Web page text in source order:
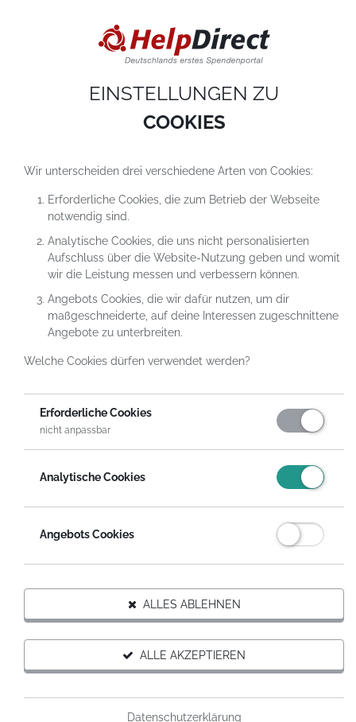
Cookies sind kleine Textdateien, die auf einem Computer heruntergeladen
sobald du unsere Website nutzt. Cookies setzen wir hauptsächlich dazu ein,
du unser Angebot richtig nutzen kannst. Mehr erfährst du in
Auf Wunsch erhältst du eine steuerabzugsfähige
Organisation weiterempfehlen
Allgemeine Informationen
EINSTELLUNGEN ZU
COOKIES
Wir unterscheiden drei verschiedene Arten von Cookies:
Erforderliche Cookies, die zum Betrieb der Webseite
notwendig sind.
Analytische Cookies, die uns nicht personalisierten
Aufschluss über die Website-Nutzung geben und womit
wir die Leistung messen und verbessern können.
Angebots Cookies, die wir dafür nutzen, um dir
maßgeschneiderte, auf deine Interessen zugeschnittene
Angebote zu unterbreiten.
Welche Cookies dürfen verwendet werden?
Erforderliche Cookies
nicht anpassbar
Analytische Cookies
Angebots Cookies
ALLES ABLEHNEN
ALLE AKZEPTIEREN
Datenschutzerklärung